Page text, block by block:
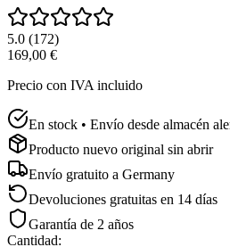
5.0 (172)
169,00 €
Precio con IVA incluido
En stock • Envío desde almacén
Producto nuevo original sin abrir
Envío gratuito a Germany
Devoluciones gratuitas en 14 días
Garantía de 2 años
Cantidad: